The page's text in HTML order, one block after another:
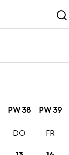
PW 38 PW 39
DO FR